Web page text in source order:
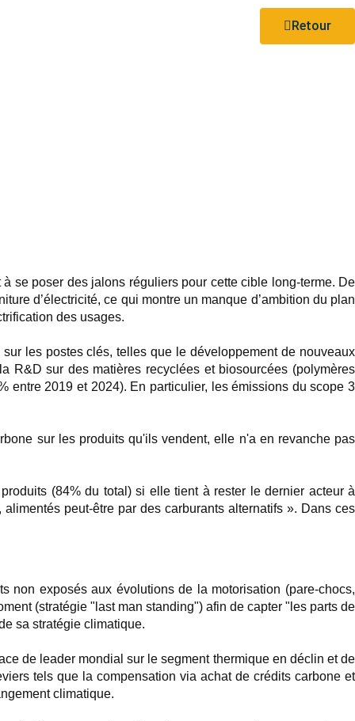
Retour
se poser des jalons réguliers pour cette cible long-terme. De
d’électricité, ce qui montre un manque d’ambition du plan
des usages.
les postes clés, telles que le développement de nouveaux
R&D sur des matières recyclées et biosourcées (polymères
entre 2019 et 2024). En particulier, les émissions du scope 3
sur les produits qu'ils vendent, elle n'a en revanche pas
(84% du total) si elle tient à rester le dernier acteur à
peut-être par des carburants alternatifs ». Dans ces
non exposés aux évolutions de la motorisation (pare‑chocs,
(stratégie "last man standing") afin de capter "les parts de
sa stratégie climatique.
de leader mondial sur le segment thermique en déclin et de
tels que la compensation via achat de crédits carbone et
climatique.